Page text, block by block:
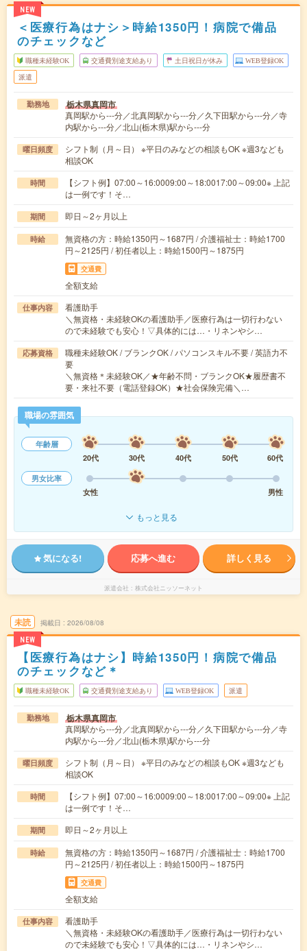
NEW
＜医療行為はナシ＞時給1350円！病院で備品
のチェックなど
職種未経験OK 交通費別途支給あり 土日祝日が休み WEB登録OK
派遣
勤務地 栃木県真岡市
真岡駅から---分／北真岡駅から---分／久下田駅から---分／寺
内駅から---分／北山(栃木県)駅から---分
曜日頻度
シフト制（月～日） ※平日のみなどの相談もOK ※週3なども
相談OK
時間
【シフト例】07:00～16:0009:00～18:0017:00～09:00※ 上記
は一例です！そ…
期間 即日～2ヶ月以上
時給
無資格の方：時給1350円～1687円 / 介護福祉士：時給1700
円～2125円 / 初任者以上：時給1500円～1875円
交通費
全額支給
仕事内容
看護助手
＼無資格・未経験OKの看護助手／医療行為は一切行わない
ので未経験でも安心！▽具体的には…・リネンやシ…
応募資格
職種未経験OK / ブランクOK / パソコンスキル不要 / 英語力不
要
＼無資格＊未経験OK／★年齢不問・ブランクOK★履歴書不
要・来社不要（電話登録OK）★社会保険完備＼…
職場の雰囲気
年齢層
20代
30代 40代 50代
60代
男女比率
女性
男性
もっと見る
気になる! 応募へ進む 詳しく見る
派遣会社 株式会社ニッソーネット
未読
NEW
掲載日 2026/08/08
【医療行為はナシ】時給1350円！病院で備品
のチェックなど＊
職種未経験OK 交通費別途支給あり WEB登録OK 派遣
勤務地 栃木県真岡市
真岡駅から---分／北真岡駅から---分／久下田駅から---分／寺
内駅から---分／北山(栃木県)駅から---分
曜日頻度
シフト制（月～日） ※平日のみなどの相談もOK ※週3なども
相談OK
時間
【シフト例】07:00～16:0009:00～18:0017:00～09:00※ 上記
は一例です！そ…
期間 即日～2ヶ月以上
時給
無資格の方：時給1350円～1687円 / 介護福祉士：時給1700
円～2125円 / 初任者以上：時給1500円～1875円
交通費
全額支給
仕事内容
看護助手
＼無資格・未経験OKの看護助手／医療行為は一切行わない
ので未経験でも安心！▽具体的には…・リネンやシ…